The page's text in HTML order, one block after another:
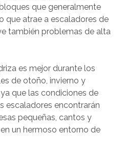
que generalmente
que atrae a escaladores de
también problemas de alta
es mejor durante los
de otoño, invierno y
que las condiciones de
escaladores encontrarán
pequeñas, cantos y
un hermoso entorno de